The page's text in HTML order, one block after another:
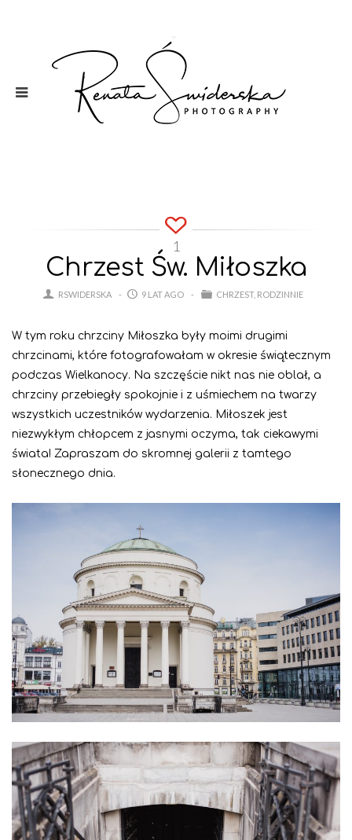
1
Chrzest Św. Miłoszka
RSWIDERSKA 9 LAT AGO CHRZEST RODZINNIE
W tym roku chrzciny Miłoszka były moimi drugimi
chrzcinami, które fotografowałam w okresie świątecznym
podczas Wielkanocy. Na szczęście nikt nas nie oblał, a
chrzciny przebiegły spokojnie i z uśmiechem na twarzy
wszystkich uczestników wydarzenia. Miłoszek jest
niezwykłym chłopcem z jasnymi oczyma, tak ciekawymi
świata! Zapraszam do skromnej galerii z tamtego
słonecznego dnia.